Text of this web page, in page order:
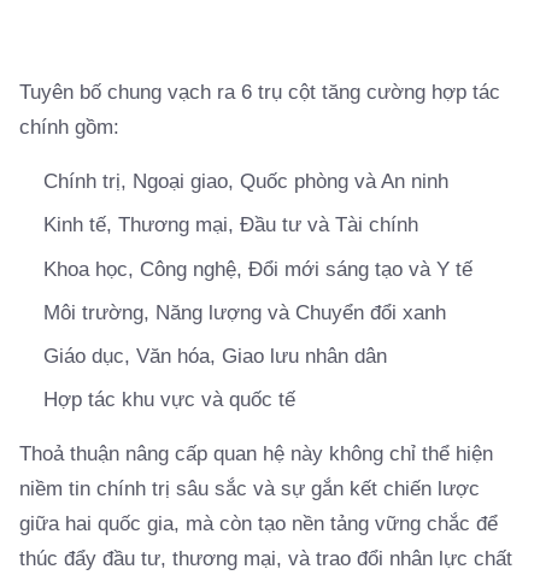
Tuyên bố chung vạch ra 6 trụ cột tăng cường hợp tác
chính gồm:
Chính trị, Ngoại giao, Quốc phòng và An ninh
Kinh tế, Thương mại, Đầu tư và Tài chính
Khoa học, Công nghệ, Đổi mới sáng tạo và Y tế
Môi trường, Năng lượng và Chuyển đổi xanh
Giáo dục, Văn hóa, Giao lưu nhân dân
Hợp tác khu vực và quốc tế
Thoả thuận nâng cấp quan hệ này không chỉ thể hiện
niềm tin chính trị sâu sắc và sự gắn kết chiến lược
giữa hai quốc gia, mà còn tạo nền tảng vững chắc để
thúc đẩy đầu tư, thương mại, và trao đổi nhân lực chất